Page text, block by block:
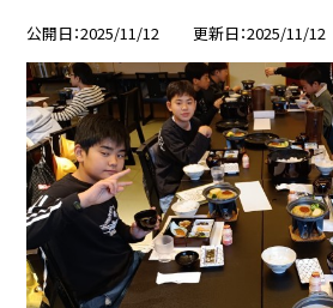
公開日 2025/11/12 更新日 2025/11/12